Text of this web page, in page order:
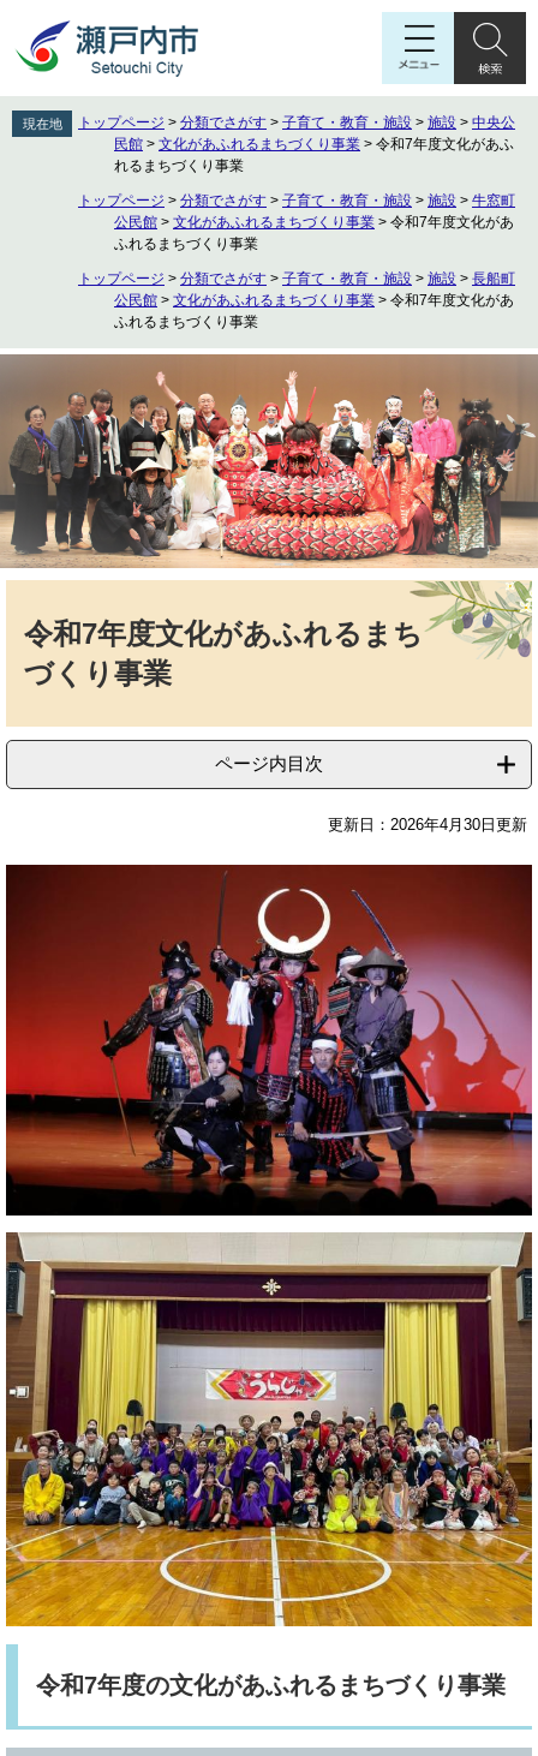
先
頭
を
飛
現在地 トップページ > 分類でさがす > 子育て・教育・施設 > 施設 > 中央公
民館 > 文化があふれるまちづくり事業 > 令和7年度文化があふ
れるまちづくり事業
トップページ > 分類でさがす > 子育て・教育・施設 > 施設 > 牛窓町
公民館 > 文化があふれるまちづくり事業 > 令和7年度文化があ
ふれるまちづくり事業
トップページ > 分類でさがす > 子育て・教育・施設 > 施設 > 長船町
公民館 > 文化があふれるまちづくり事業 > 令和7年度文化があ
ふれるまちづくり事業
令和7年度文化があふれるまち
づくり事業
ページ内目次
更新日：2026年4月30日更新
令和7年度の文化があふれるまちづくり事業